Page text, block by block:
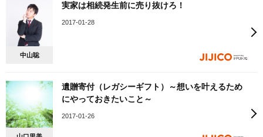
中山聡
実家は相続発生前に売り抜けろ！
2017-01-28
遺贈寄付（レガシーギフト）～想いを叶えるため
にやっておきたいこと～
2017-01-26